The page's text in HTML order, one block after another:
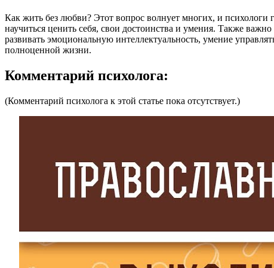
Как жить без любви? Этот вопрос волнует многих, и
научиться ценить себя, свои достоинства и умения. Также
развивать эмоциональную интеллектуальность, умение
полноценной жизни.
Комментарий психолога:
(Комментарий психолога к этой статье пока отсутствует.)